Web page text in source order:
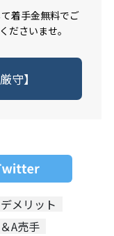
着手金無料でご
ださいませ。
守】
メリット
A売手